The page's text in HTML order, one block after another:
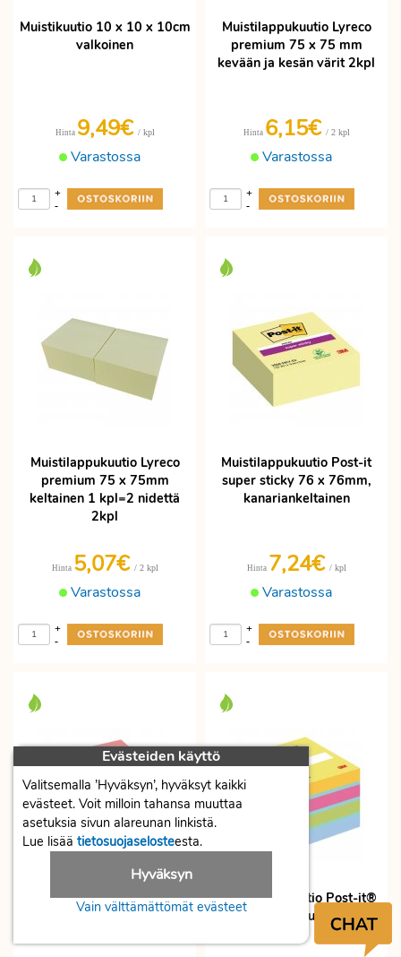
Muistikuutio 10 x 10 x 10cm
valkoinen
Varastossa
Hinta 9,49€ / kpl
-
+
Muistilappukuutio Lyreco
premium 75 x 75 mm
kevään ja kesän värit 2kpl
Varastossa
Hinta 6,15€ / 2 kpl
-
+
Muistilappukuutio Lyreco
premium 75 x 75mm
keltainen 1 kpl=2 nidettä
2kpl
Varastossa
Hinta 5,07€ / 2 kpl
-
+
Muistilappukuutio Post-it
super sticky 76 x 76mm,
kanariankeltainen
Varastossa
Hinta 7,24€ / kpl
-
+
Muistilappukuutio Post-it®
2028np 76 x 76mm
Muistilappukuutio Post-it®
51 x 51mm ultraväri
Evästeiden käyttö
Valitsemalla ’Hyväksyn’, hyväksyt kaikki
evästeet. Voit milloin tahansa muuttaa
asetuksia sivun alareunan linkistä.
Lue lisää tietosuojaselosteesta.
Hyväksyn
Vain välttämättömät evästeet